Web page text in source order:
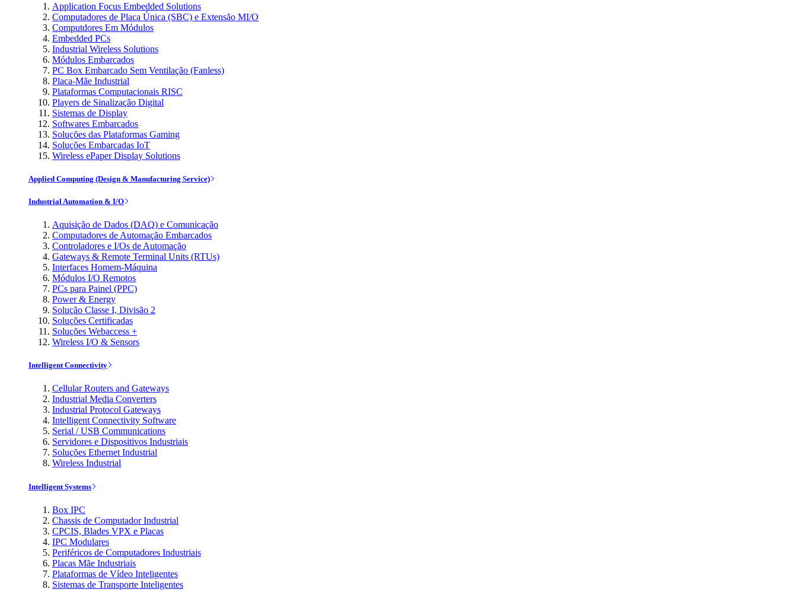
Application Focus Embedded Solutions
Computadores de Placa Única (SBC) e Extensão MI/O
Computdores Em Módulos
Embedded PCs
Industrial Wireless Solutions
Módulos Embarcados
PC Box Embarcado Sem Ventilação (Fanless)
Placa-Mãe Industrial
Plataformas Computacionais RISC
Players de Sinalização Digital
Sistemas de Display
Softwares Embarcados
Soluções das Plataformas Gaming
Soluções Embarcadas IoT
Wireless ePaper Display Solutions
Applied Computing (Design & Manufacturing Service)
Industrial Automation & I/O
Aquisição de Dados (DAQ) e Comunicação
Computadores de Automação Embarcados
Controladores e I/Os de Automação
Gateways & Remote Terminal Units (RTUs)
Interfaces Homem-Máquina
Módulos I/O Remotos
PCs para Painel (PPC)
Power & Energy
Solução Classe I, Divisão 2
Soluções Certificadas
Soluções Webaccess +
Wireless I/O & Sensors
Intelligent Connectivity
Cellular Routers and Gateways
Industrial Media Converters
Industrial Protocol Gateways
Intelligent Connectivity Software
Serial / USB Communications
Servidores e Dispositivos Industriais
Soluções Ethernet Industrial
Wireless Industrial
Intelligent Systems
Box IPC
Chassis de Computador Industrial
CPCIS, Blades VPX e Placas
IPC Modulares
Periféricos de Computadores Industriais
Placas Mãe Industriais
Plataformas de Vídeo Inteligentes
Sistemas de Transporte Inteligentes